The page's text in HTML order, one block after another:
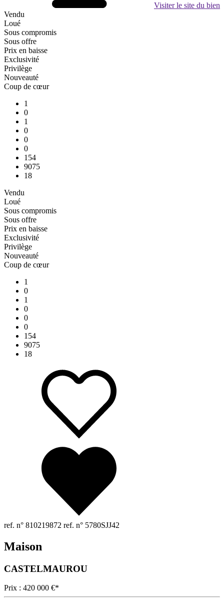
Visiter le site du bien
Vendu
Loué
Sous compromis
Sous offre
Prix en baisse
Exclusivité
Privilège
Nouveauté
Coup de cœur
1
0
1
0
0
0
154
9075
18
Vendu
Loué
Sous compromis
Sous offre
Prix en baisse
Exclusivité
Privilège
Nouveauté
Coup de cœur
1
0
1
0
0
0
154
9075
18
ref. n° 810219872 ref. n° 5780SJJ42
Maison
CASTELMAUROU
Prix : 420 000 €*